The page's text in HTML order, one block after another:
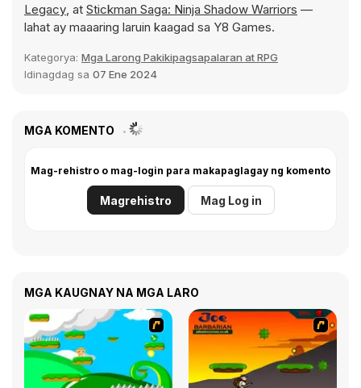
Legacy, at Stickman Saga: Ninja Shadow Warriors —
lahat ay maaaring laruin kaagad sa Y8 Games.
Kategorya: Mga Larong Pakikipagsapalaran at RPG
Idinagdag sa 07 Ene 2024
MGA KOMENTO
Mag-rehistro o mag-login para makapaglagay ng komento
Magrehistro Mag Log in
MGA KAUGNAY NA MGA LARO